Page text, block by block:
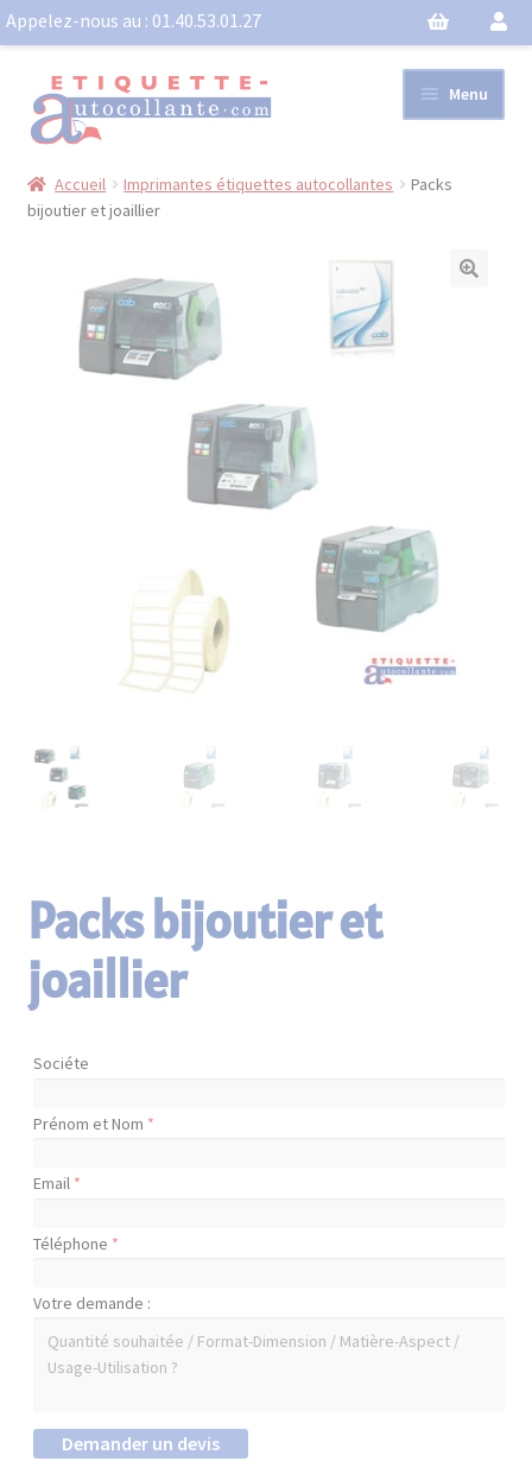
Appelez-nous au : 01.40.53.01.27
Aller
à
la
navigation
Aller
au
contenu
Menu
Imprimante étiquette autocollante
Activités
Matériels d’étiquetage
Consommables
Paravents en continu
Accueil Imprimantes étiquettes autocollantes
Packs
bijoutier et joaillier
Packs bijoutier et
joaillier
Sociéte
Prénom et Nom *
Email *
Téléphone *
Votre demande :